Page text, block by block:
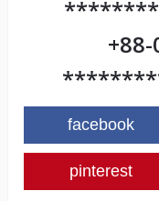
facebook
pinterest